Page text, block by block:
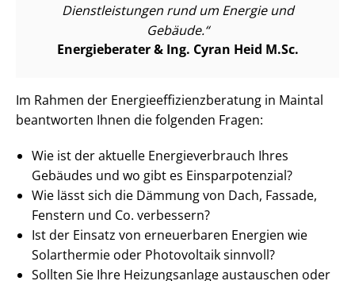
Dienst­leis­tun­gen rund um Energie und
Gebäude.
Energieberater & Ing. Cyran Heid M.Sc.
Im Rahmen der En­er­gie­ef­fi­zi­enz­be­ra­tung in Maintal
beantworten Ihnen die folgenden Fragen:
Wie ist der aktuelle En­er­gie­ver­brauch Ihres
Gebäudes und wo gibt es Ein­spar­po­ten­zi­al?
Wie lässt sich die Dämmung von Dach, Fassade,
Fenstern und Co. verbessern?
Ist der Einsatz von erneuerbaren Energien wie
Solarthermie oder Photovoltaik sinnvoll?
Sollten Sie Ihre Heizungsanlage austauschen oder